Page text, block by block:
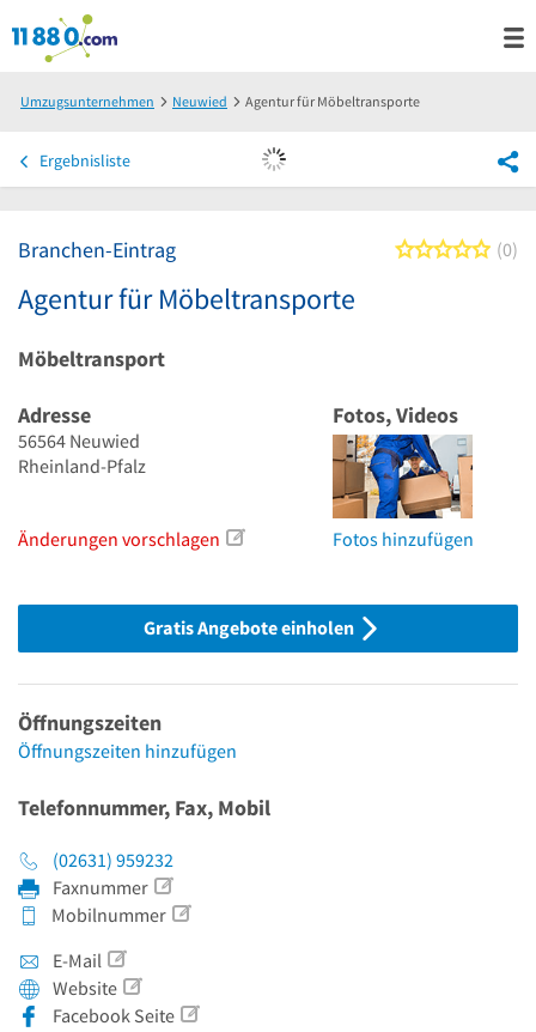
Umzugsunternehmen Neuwied Agentur für Möbeltransporte
Ergebnisliste
Branchen-Eintrag 00
Agentur für Möbeltransporte
Möbeltransport
Adresse
56564 Neuwied
Rheinland-Pfalz
Änderungen vorschlagen
Fotos, Videos
Fotos hinzufügen
Gratis Angebote einholen
Öffnungszeiten
Öffnungszeiten hinzufügen
Telefonnummer, Fax, Mobil
(02631) 959232
Faxnummer
Mobilnummer
E-Mail
Website
Facebook Seite